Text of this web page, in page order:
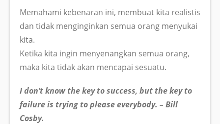
Memahami kebenaran ini, membuat kita realistis
dan tidak menginginkan semua orang menyukai
kita.
Ketika kita ingin menyenangkan semua orang,
maka kita tidak akan mencapai sesuatu.
I don’t know the key to success, but the key to
failure is trying to please everybody. – Bill
Cosby.